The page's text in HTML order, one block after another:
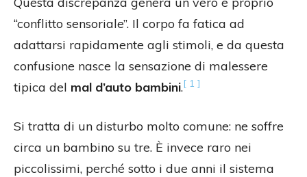
“conflitto sensoriale”. Il corpo fa fatica ad
adattarsi rapidamente agli stimoli, e da questa
confusione nasce la sensazione di malessere
tipica del mal d’auto bambini.[ 1 ]
Si tratta di un disturbo molto comune: ne soffre
circa un bambino su tre. È invece raro nei
piccolissimi, perché sotto i due anni il sistema